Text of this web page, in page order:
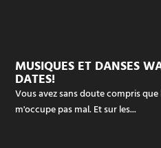
MUSIQUES ET DANSES
DATES!
Vous avez sans doute compris
m'occupe pas mal. Et sur les...